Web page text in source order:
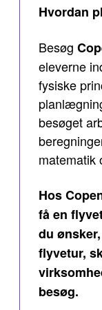
Hvordan
Besøg
eleverne
fysiske
besøget
matematik
Hos
få en
du
flyvetur,
besøg.